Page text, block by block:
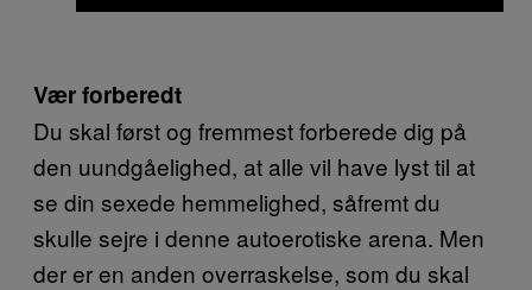
Vær forberedt
Du skal først og fremmest forberede dig på
den uundgåelighed, at alle vil have lyst til at
se din sexede hemmelighed, såfremt du
skulle sejre i denne autoerotiske arena. Men
der er en anden overraskelse, som du skal